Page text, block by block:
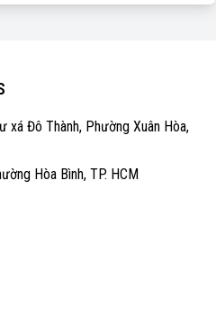
xá Đô Thành, Phường Xuân Hòa,
Hòa Bình, TP. HCM